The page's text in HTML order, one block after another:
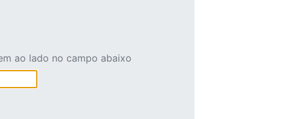
ao lado no campo abaixo